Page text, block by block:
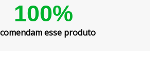
100%
esse produto